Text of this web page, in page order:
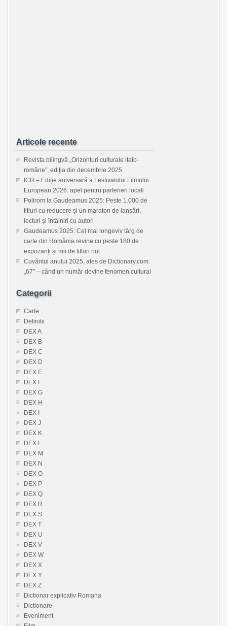
Articole recente
Revista bilingvă „Orizonturi culturale italo-
române”, ediţia din decembrie 2025
ICR – Ediție aniversară a Festivalului Filmului
European 2026: apel pentru parteneri locali
Polirom la Gaudeamus 2025: Peste 1.000 de
titluri cu reducere și un maraton de lansări,
lecturi și întâlniri cu autori
Gaudeamus 2025: Cel mai longeviv târg de
carte din România revine cu peste 180 de
expozanți și mii de titluri noi
Cuvântul anului 2025, ales de Dictionary.com:
„67” – când un număr devine fenomen cultural
Categorii
Carte
Definitii
DEX A
DEX B
DEX C
DEX D
DEX E
DEX F
DEX G
DEX H
DEX I
DEX J
DEX K
DEX L
DEX M
DEX N
DEX O
DEX P
DEX Q
DEX R
DEX S
DEX T
DEX U
DEX V
DEX W
DEX X
DEX Y
DEX Z
Dictionar explicativ Romana
Dictionare
Eveniment